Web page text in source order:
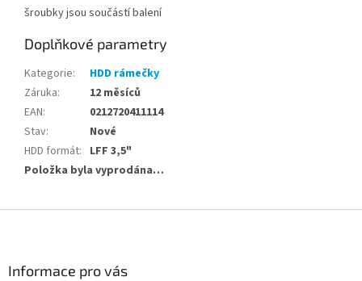
šroubky jsou součástí balení
Doplňkové parametry
Kategorie:
HDD rámečky
Záruka:
12 měsíců
EAN:
0212720411114
Stav:
Nové
HDD formát: LFF 3,5"
Položka byla vyprodána…
Informace pro vás